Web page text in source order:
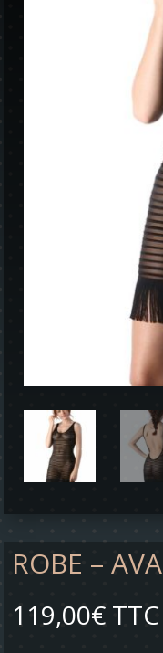
ROBE – AVA
119,00€ TTC